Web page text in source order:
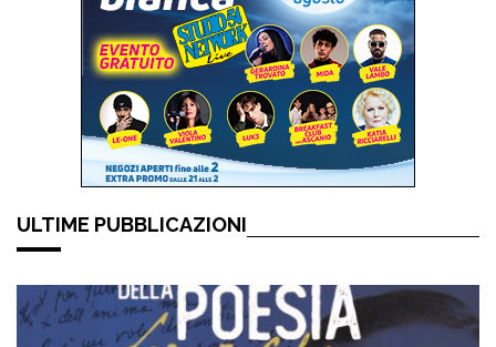
ULTIME PUBBLICAZIONI